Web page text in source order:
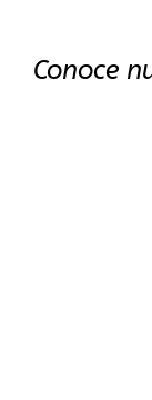
Conoce